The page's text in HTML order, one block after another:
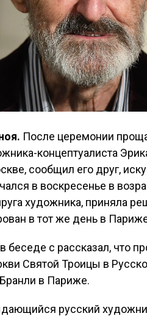
После церемонии
концептуалиста
сообщил его друг,
в воскресенье в
художника, приняла
в тот же день в
беседе с рассказал, что
Святой Троицы в
в Париже.
русский